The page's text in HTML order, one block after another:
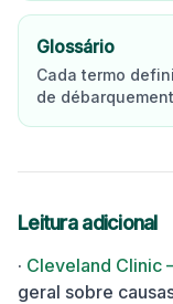
Glossário
Cada termo
de
Leitura adicional
· Cleveland Clinic
geral sobre